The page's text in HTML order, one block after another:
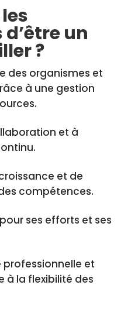
un
?
des organismes et
à une gestion
et à
et de
compétences.
ses efforts et ses
professionnelle et
à la flexibilité des